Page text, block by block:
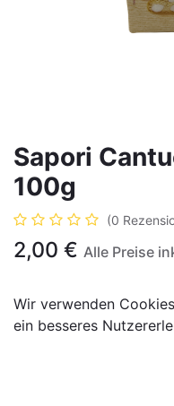
Sapori
100g
(0
2,00 € Alle Preise
Wir verwenden
ein besseres